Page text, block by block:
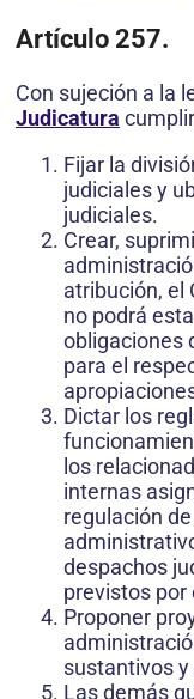
Artículo 257.
Con sujeción a la
Judicatura
Fijar la
judiciales y
judiciales.
Crear,
atribución, el
no podrá
obligaciones
para el
Dictar los
los
internas
regulación
despachos
previstos por
Proponer
sustantivos
Las demás